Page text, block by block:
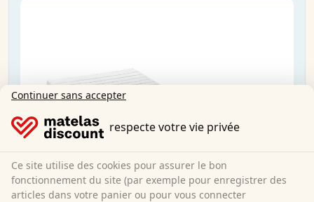
Continuer sans accepter
respecte votre vie privée
Ce site utilise des cookies pour assurer le bon
fonctionnement du site (par exemple pour enregistrer des
articles dans votre panier ou pour vous connecter